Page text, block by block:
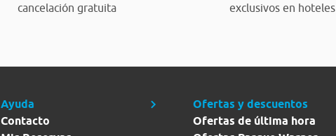
cancelación gratuita
exclusivos en hoteles
Ayuda
Contacto
Ofertas y descuentos
Ofertas de última hora